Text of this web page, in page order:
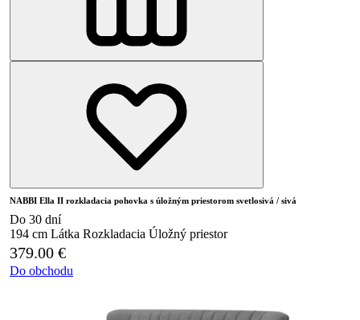
NABBI Ella II rozkladacia pohovka s úložným priestorom svetlosivá / sivá
Do 30 dní
194 cm Látka Rozkladacia Úložný priestor
379.00 €
Do obchodu